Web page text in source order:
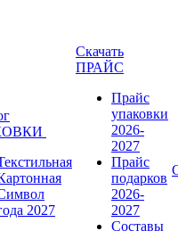
2027
Скачать
ПРАЙС
Прайс
упаковки
2026-
2027
Прайс
подарков
2026-
2027
Составы